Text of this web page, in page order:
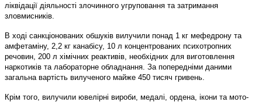
ліквідації діяльності злочинного угруповання та затримання
зловмисників.
В ході санкціонованих обшуків вилучили понад 1 кг мефедрону та
амфетаміну, 2,2 кг канабісу, 10 л концентрованих психотропних
речовин, 200 л хімічних реактивів, необхідних для виготовлення
наркотиків та лабораторне обладнання. За попередніми даними
загальна вартість вилученого майже 450 тисяч гривень.
Крім того, вилучили ювелірні вироби, медалі, ордена, ікони та мото-